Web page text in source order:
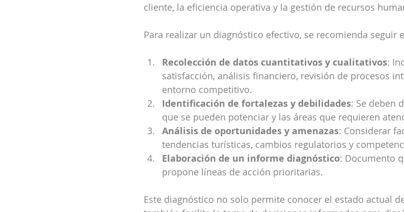
cliente, la eficiencia operativa y la gestión de recursos
Para realizar un diagnóstico efectivo, se recomienda seguir
Recolección de datos cuantitativos y cualitativos:
satisfacción, análisis financiero, revisión de procesos
entorno competitivo.
Identificación de fortalezas y debilidades: Se deben
que se pueden potenciar y las áreas que requieren
Análisis de oportunidades y amenazas: Considerar
tendencias turísticas, cambios regulatorios y
Elaboración de un informe diagnóstico: Documento
propone líneas de acción prioritarias.
Este diagnóstico no solo permite conocer el estado actual